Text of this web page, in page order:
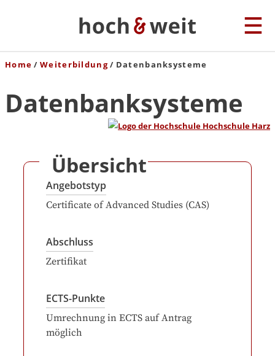
Home Weiterbildung Datenbanksysteme
Datenbanksysteme
Übersicht
Angebotstyp
Certificate of Advanced Studies (CAS)
Abschluss
Zertifikat
ECTS-Punkte
Umrechnung in ECTS auf Antrag
möglich